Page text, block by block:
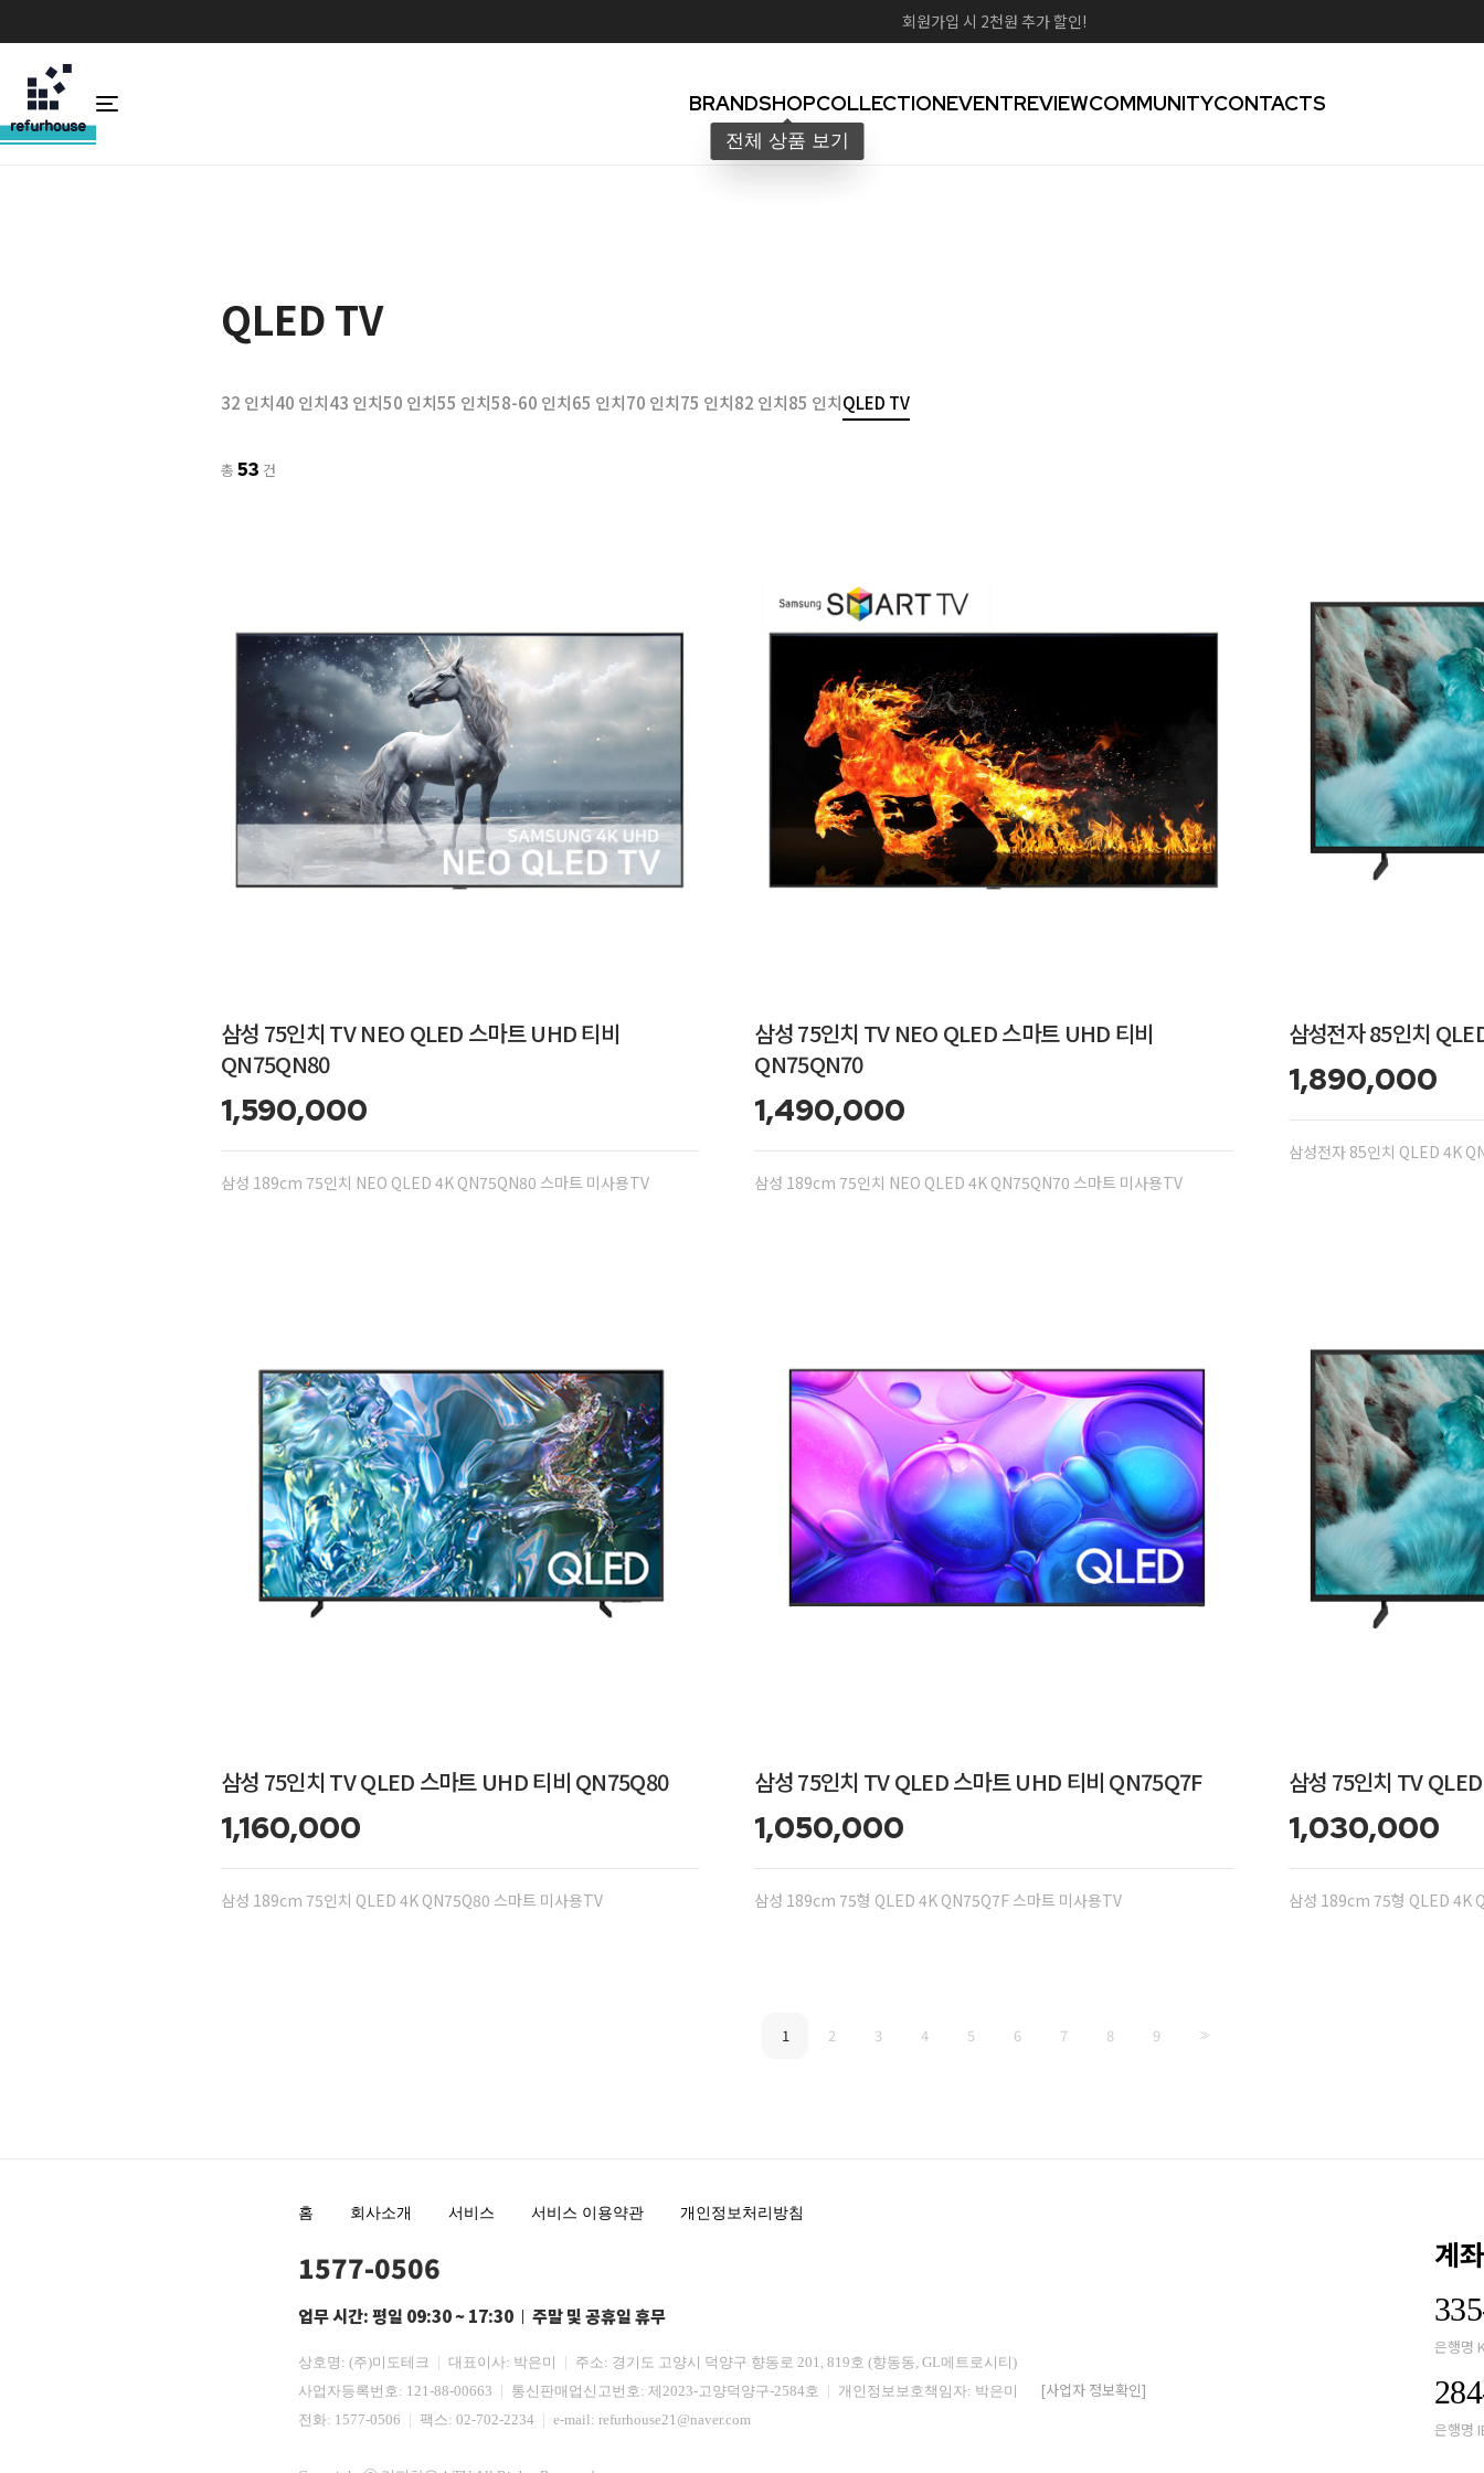
회원가입 시 2천원 추가 할인!
BRANDSHOPCOLLECTIONEVENTREVIEWCOMMUNITYCONTACTS
QLED TV
32 인치40 인치43 인치50 인치55 인치58-60 인치65 인치70 인치75 인치82 인치85 인치QLED TV
총 53 건
삼성 75인치 TV NEO QLED 스마트 UHD 티비
QN75QN80
1,590,000
삼성 189cm 75인치 NEO QLED 4K QN75QN80 스마트 미사용TV
삼성 75인치 TV NEO QLED 스마트 UHD 티비
QN75QN70
1,490,000
삼성 189cm 75인치 NEO QLED 4K QN75QN70 스마트 미사용TV
삼성전자 85인치
1,890,000
삼성전자 85인치 QLED 4K
삼성 75인치 TV QLED 스마트 UHD 티비 QN75Q80
1,160,000
삼성 189cm 75인치 QLED 4K QN75Q80 스마트 미사용TV
삼성 75인치 TV QLED 스마트 UHD 티비 QN75Q7F
1,050,000
삼성 189cm 75형 QLED 4K QN75Q7F 스마트 미사용TV
삼성 75인치 TV
1,030,000
삼성 189cm 75형 QLED 4K
1 2 3 4 5 6 7 8 9 >>
홈 회사소개 서비스 서비스 이용약관 개인정보처리방침
1577-0506
업무 시간: 평일 09:30 ~ 17:30 주말 및 공휴일 휴무
상호명: (주)미도테크 대표이사: 박은미
주소: 경기도 고양시 덕양구 향동로 201, 819호 (향동동, GL메트로시티)
사업자등록번호: 121-88-00663
통신판매업신고번호: 제2023-고양덕양구-2584호 개인정보보호책임자: 박은미 [사업자 정보확인]
전화: 1577-0506 팩스: 02-702-2234 e-mail: refurhouse21@naver.com
계
은행명
은행명